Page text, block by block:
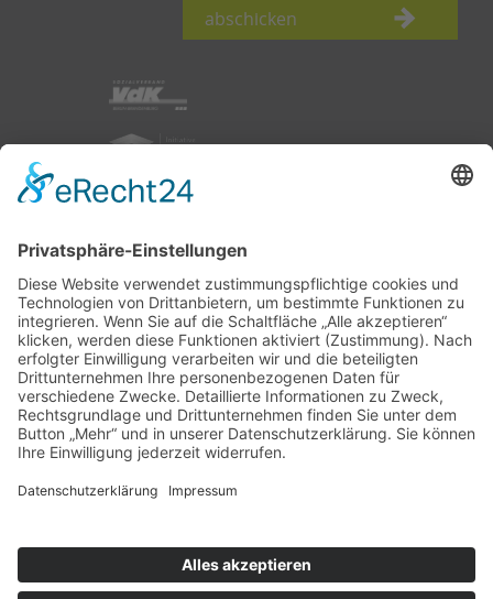
abschicken
nach oben
Impressum|Datenschutz